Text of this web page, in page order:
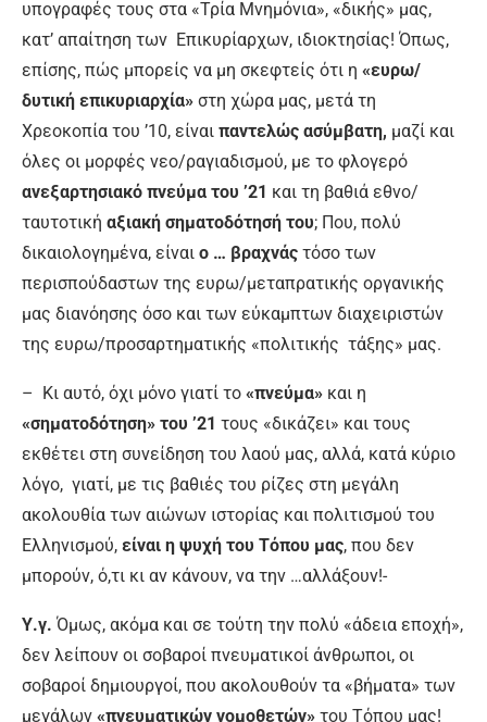
υπογραφές τους στα «Τρία Μνημόνια», «δικής» μας,
κατ’ απαίτηση των Επικυρίαρχων, ιδιοκτησίας! Όπως,
επίσης, πώς μπορείς να μη σκεφτείς ότι η «ευρω/
δυτική επικυριαρχία» στη χώρα μας, μετά τη
Χρεοκοπία του ’10, είναι παντελώς ασύμβατη, μαζί και
όλες οι μορφές νεο/ραγιαδισμού, με το φλογερό
ανεξαρτησιακό πνεύμα του ’21 και τη βαθιά εθνο/
ταυτοτική αξιακή σηματοδότησή του; Που, πολύ
δικαιολογημένα, είναι ο … βραχνάς τόσο των
περισπούδαστων της ευρω/μεταπρατικής οργανικής
μας διανόησης όσο και των εύκαμπτων διαχειριστών
της ευρω/προσαρτηματικής «πολιτικής τάξης» μας.
– Κι αυτό, όχι μόνο γιατί το «πνεύμα» και η
«σηματοδότηση» του ’21 τους «δικάζει» και τους
εκθέτει στη συνείδηση του λαού μας, αλλά, κατά κύριο
λόγο, γιατί, με τις βαθιές του ρίζες στη μεγάλη
ακολουθία των αιώνων ιστορίας και πολιτισμού του
Ελληνισμού, είναι η ψυχή του Τόπου μας, που δεν
μπορούν, ό,τι κι αν κάνουν, να την …αλλάξουν!-
Υ.γ. Όμως, ακόμα και σε τούτη την πολύ «άδεια εποχή»,
δεν λείπουν οι σοβαροί πνευματικοί άνθρωποι, οι
σοβαροί δημιουργοί, που ακολουθούν τα «βήματα» των
μεγάλων «πνευματικών νομοθετών» του Τόπου μας!